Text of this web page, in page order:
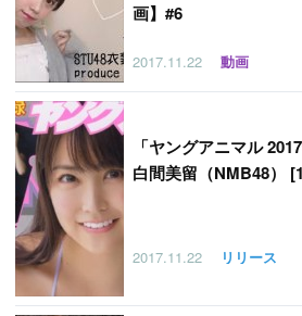
画】#6
2017.11.22 動画
「ヤングアニマル
白間美留（NMB48）
2017.11.22 リリース